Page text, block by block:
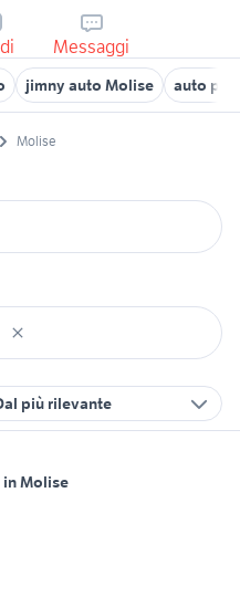
Messaggi
jimny auto Molise auto
Molise
più rilevante
in Molise